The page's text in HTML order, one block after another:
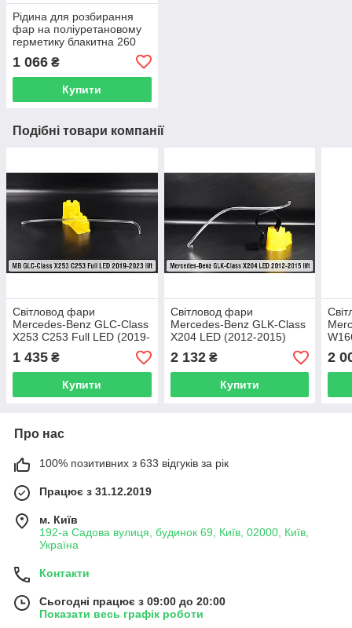
Рідина для розбирання
фар на поліуретановому
герметику блакитна 260
1 066 ₴
Купити
Подібні товари компанії
Світловод фари
Mercedes-Benz GLC-Class
X253 C253 Full LED (2019-
2023) рест довгий верхній
правий
1 435 ₴
Купити
Світловод фари
Mercedes-Benz GLK-Class
X204 LED (2012-2015)
рест лівий
2 132₴
Купити
2
Про нас
100% позитивних з 633 відгуків за рік
Працює з 31.12.2019
м. Київ
192-а Садова вулиця, будинок 69, Київ, 02000, Київ,
Україна
Контакти
Сьогодні працює з 09:00 до 20:00
Показати весь графік роботи